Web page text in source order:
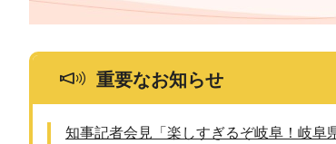
重要なお知らせ
知事記者会見「楽しすぎるぞ岐阜！岐阜